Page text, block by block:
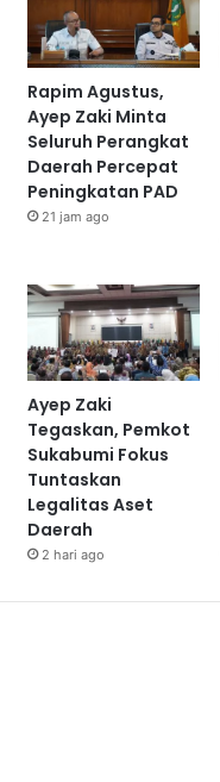
Rapim Agustus,
Ayep Zaki Minta
Seluruh Perangkat
Daerah Percepat
Peningkatan PAD
21 jam ago
Ayep Zaki
Tegaskan, Pemkot
Sukabumi Fokus
Tuntaskan
Legalitas Aset
Daerah
2 hari ago